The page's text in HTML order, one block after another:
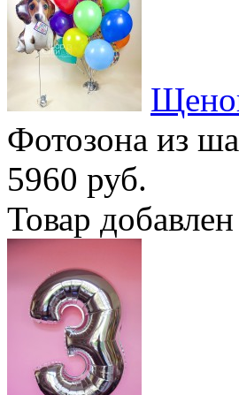
Фотозона из
5960 руб.
Товар добавлен